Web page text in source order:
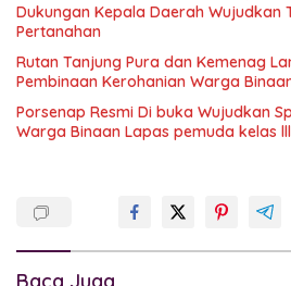
Dukungan Kepala Daerah Wujudkan
Pertanahan
Rutan Tanjung Pura dan Kemenag
Pembinaan Kerohanian Warga
Porsenap Resmi Di buka Wujudkan
Warga Binaan Lapas pemuda kelas
Baca Juga